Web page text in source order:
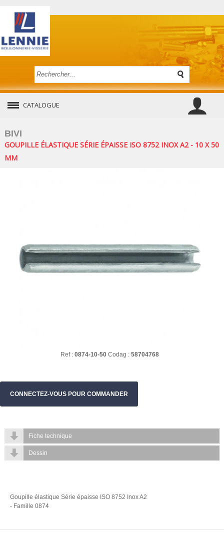
CATALOGUE
BIVI
GOUPILLE ÉLASTIQUE SÉRIE ÉPAISSE ISO 8752 INOX A2 - 10 X 50
MM
Ref :0874-10-50 Codag :58704768
CONNECTEZ-VOUS POUR COMMANDER
Fiche technique
Dessin
Goupille élastique Série épaisse ISO 8752 Inox A2
- Famille 0874